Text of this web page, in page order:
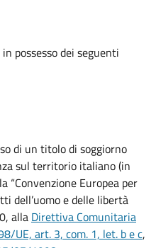
possesso dei seguenti
di un titolo di soggiorno
sul territorio italiano (in
“Convenzione Europea per
dell’uomo e delle libertà
alla Direttiva Comunitaria
UE, art. 3, com. 1, let. b e c,